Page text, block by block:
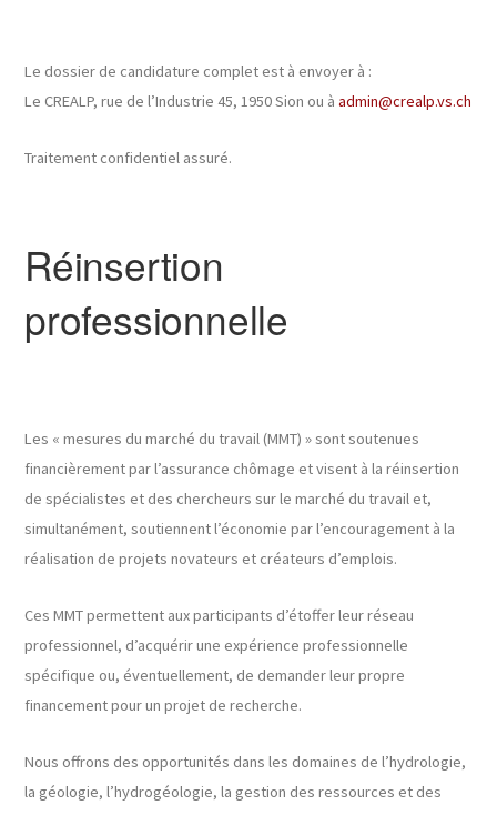
Le dossier de candidature complet est à envoyer à :
Le CREALP, rue de l’Industrie 45, 1950 Sion ou à admin@crealp.vs.ch
Traitement confidentiel assuré.
Réinsertion
professionnelle
Les « mesures du marché du travail (MMT) » sont soutenues
financièrement par l’assurance chômage et visent à la réinsertion
de spécialistes et des chercheurs sur le marché du travail et,
simultanément, soutiennent l’économie par l’encouragement à la
réalisation de projets novateurs et créateurs d’emplois.
Ces MMT permettent aux participants d’étoffer leur réseau
professionnel, d’acquérir une expérience professionnelle
spécifique ou, éventuellement, de demander leur propre
financement pour un projet de recherche.
Nous offrons des opportunités dans les domaines de l’hydrologie,
la géologie, l’hydrogéologie, la gestion des ressources et des